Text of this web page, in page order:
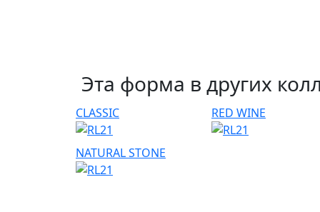
Эта форма в других
CLASSIC RED WINE
NATURAL STONE